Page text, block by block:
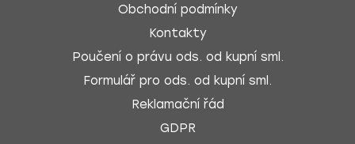
Obchodní podmínky
Kontakty
Poučení o právu ods. od kupní sml.
Formulář pro ods. od kupní sml.
Reklamační řád
GDPR